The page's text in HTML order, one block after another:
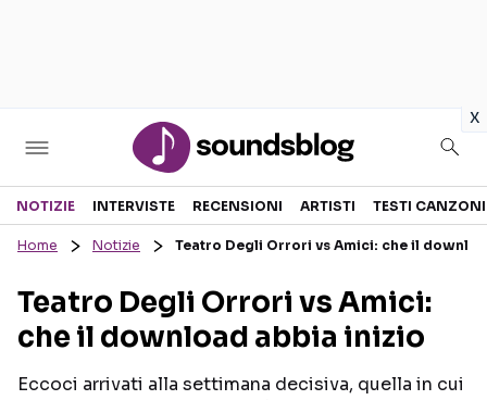
x
Sezioni
RECENSIONI MUSICALI
INTERVISTE
GOSSIP E CURIOSITÀ
TESTI CANZONI
TOUR ED EVENTI
TALENT SHOW
NOTIZIE INTERVISTE RECENSIONI ARTISTI TESTI CANZONI
Home Notizie Teatro Degli Orrori vs Amici: che il
Teatro Degli Orrori vs Amici:
che il download abbia inizio
Eccoci arrivati alla settimana decisiva, quella in cui